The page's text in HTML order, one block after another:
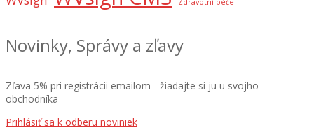
Zdravotní péče
Novinky, Správy a zľavy
Zľava 5% pri registrácii emailom - žiadajte si ju u svojho
obchodníka
Prihlásiť sa k odberu noviniek